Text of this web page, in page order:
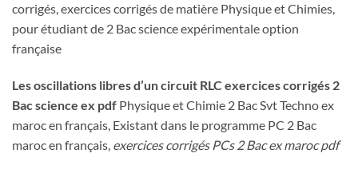
corrigés, exercices corrigés de matière Physique et Chimies,
pour étudiant de 2 Bac science expérimentale option
française
Les oscillations libres d’un circuit RLC exercices corrigés 2
Bac science ex pdf Physique et Chimie 2 Bac Svt Techno ex
maroc en français, Existant dans le programme PC 2 Bac
maroc en français, exercices corrigés PCs 2 Bac ex maroc pdf